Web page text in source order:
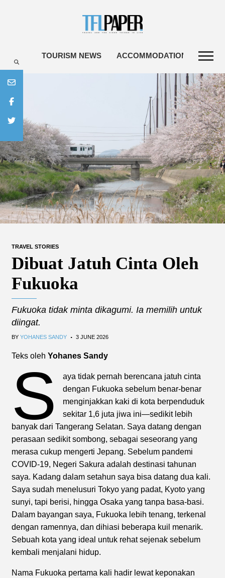
TOURISM NEWS ACCOMMODATIONS
TRAVEL STORIES
Dibuat Jatuh Cinta Oleh
Fukuoka
Fukuoka tidak minta dikagumi. Ia memilih untuk
diingat.
BY YOHANES SANDY . 3 JUNE 2026
Teks oleh Yohanes Sandy
S
aya tidak pernah berencana jatuh cinta
dengan Fukuoka sebelum benar-benar
menginjakkan kaki di kota berpenduduk
sekitar 1,6 juta jiwa ini—sedikit lebih
banyak dari Tangerang Selatan. Saya datang dengan
perasaan sedikit sombong, sebagai seseorang yang
merasa cukup mengerti Jepang. Sebelum pandemi
COVID-19, Negeri Sakura adalah destinasi tahunan
saya. Kadang dalam setahun saya bisa datang dua kali.
Saya sudah menelusuri Tokyo yang padat, Kyoto yang
sunyi, tapi berisi, hingga Osaka yang tanpa basa-basi.
Dalam bayangan saya, Fukuoka lebih tenang, terkenal
dengan ramennya, dan dihiasi beberapa kuil menarik.
Sebuah kota yang ideal untuk rehat sejenak sebelum
kembali menjalani hidup.
Nama Fukuoka pertama kali hadir lewat keponakan